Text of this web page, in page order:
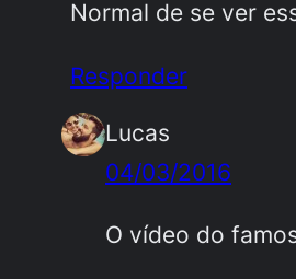
Normal de se ver
Responder
Lucas
04/03/2016
O vídeo do